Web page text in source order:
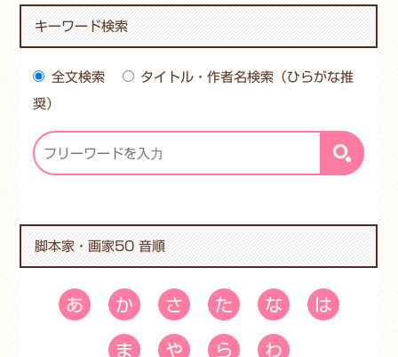
キーワード検索
全文検索
タイトル・作者名検索（ひらがな推
奨）
脚本家・画家50 音順
あ か さ た な は
ま や ら わ